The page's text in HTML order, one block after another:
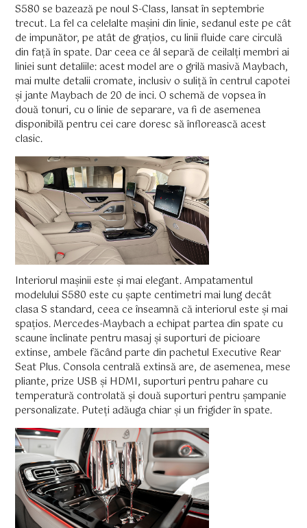
S580 se bazează pe noul S-Class, lansat în septembrie
trecut. La fel ca celelalte mașini din linie, sedanul este pe cât
de impunător, pe atât de grațios, cu linii fluide care circulă
din față în spate. Dar ceea ce âl separă de ceilalți membri ai
liniei sunt detaliile: acest model are o grilă masivă Maybach,
mai multe detalii cromate, inclusiv o suliță în centrul capotei
și jante Maybach de 20 de inci. O schemă de vopsea în
două tonuri, cu o linie de separare, va fi de asemenea
disponibilă pentru cei care doresc să înflorească acest
clasic.
Interiorul mașinii este și mai elegant. Ampatamentul
modelului S580 este cu șapte centimetri mai lung decât
clasa S standard, ceea ce înseamnă că interiorul este și mai
spațios. Mercedes-Maybach a echipat partea din spate cu
scaune înclinate pentru masaj și suporturi de picioare
extinse, ambele făcând parte din pachetul Executive Rear
Seat Plus. Consola centrală extinsă are, de asemenea, mese
pliante, prize USB și HDMI, suporturi pentru pahare cu
temperatură controlată și două suporturi pentru șampanie
personalizate. Puteți adăuga chiar și un frigider în spate.